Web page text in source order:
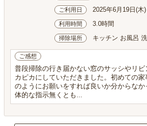
ご利用日 2025年6月19日(木)
利用時間 3.0時間
掃除場所 キッチン お風呂
ご感想
普段掃除の行き届かない窓のサッシやリ
カピカにしていただきました。初めての
のようにお願いをすれば良いか分からな
体的な指示無くとも...